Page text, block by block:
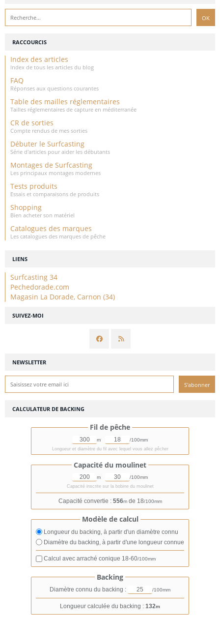
NEWSLETTER
SUIVEZ-MOI
RACCOURCIS
Index des articles
Index de tous les articles du blog
FAQ
Réponses aux questions courantes
Table des mailles réglementaires
Tailles réglementaires de capture en méditerranée
CR de sorties
Compte rendus de mes sorties
Débuter le Surfcasting
Série d'articles pour aider les débutants
Montages de Surfcasting
Les principaux montages modernes
Tests produits
Essais et comparaisons de produits
Shopping
Bien acheter son matériel
Catalogues des marques
Les catalogues des marques de pêche
LIENS
Surfcasting 34
Pechedorade.com
Magasin La Dorade, Carnon (34)
CALCULATEUR DE BACKING
Fil de pêche
m /100mm
Longueur et diamètre du fil avec lequel vous allez pêcher
Capacité du moulinet
m /100mm
Capacité inscrite sur la bobine du moulinet
Capacité convertie : 556mde 18/100mm
Modèle de calcul
Longueur du backing, à partir d'un diamètre connu
Diamètre du backing, à partir d'une longueur connue
Calcul avec arraché conique 18-60/100mm
Backing
Diamètre connu du backing : /100mm
Longueur calculée du backing : 132m